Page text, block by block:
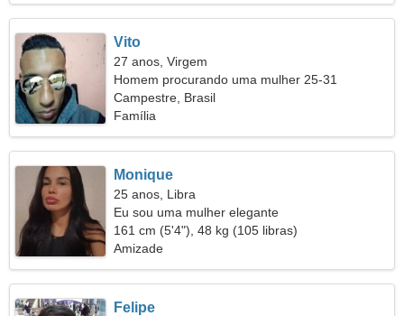
Vito
27 anos, Virgem
Homem procurando uma mulher 25-31
Campestre, Brasil
Família
Monique
25 anos, Libra
Eu sou uma mulher elegante
161 cm (5'4"), 48 kg (105 libras)
Amizade
Felipe